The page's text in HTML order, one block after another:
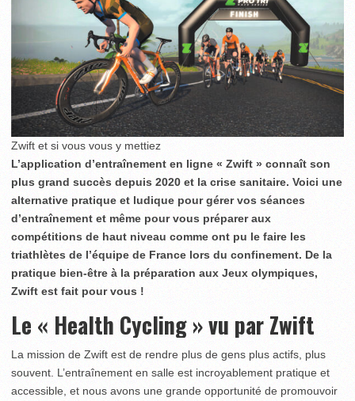
Zwift et si vous vous y mettiez
L’application d’entraînement en ligne « Zwift » connaît son
plus grand succès depuis 2020 et la crise sanitaire. Voici une
alternative pratique et ludique pour gérer vos séances
d’entraînement et même pour vous préparer aux
compétitions de haut niveau comme ont pu le faire les
triathlètes de l’équipe de France lors du confinement. De la
pratique bien-être à la préparation aux Jeux olympiques,
Zwift est fait pour vous !
Le « Health Cycling » vu par Zwift
La mission de Zwift est de rendre plus de gens plus actifs, plus
souvent. L’entraînement en salle est incroyablement pratique et
accessible, et nous avons une grande opportunité de promouvoir